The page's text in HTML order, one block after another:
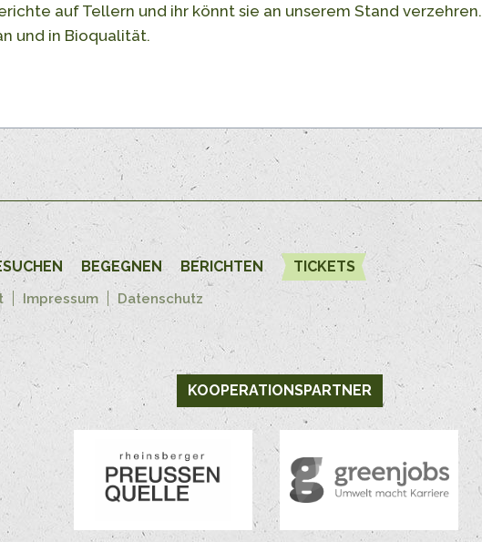
auf Tellern und ihr könnt sie an unserem Stand verzehren.
und in Bioqualität.
BEGEGNEN BERICHTEN TICKETS
Impressum Datenschutz
KOOPERATIONSPARTNER